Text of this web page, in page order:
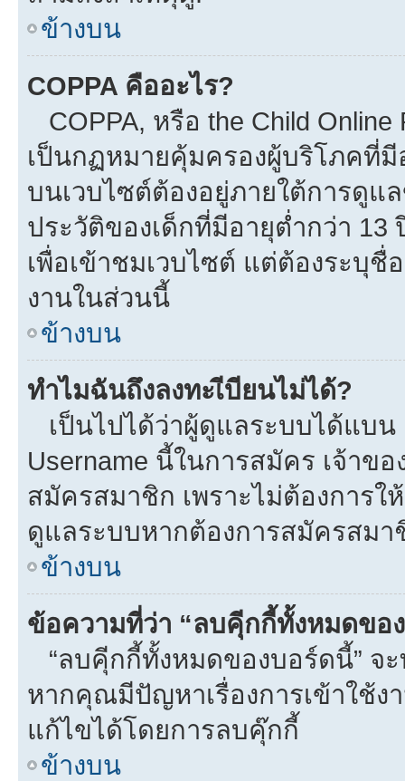
ข้างบน
COPPA คืออะไร?
COPPA, หรือ the Child Online
เป็นกฏหมายคุ้มครองผู้บริโภคที่มี
บนเวบไซต์ต้องอยู่ภายใต้การดูแ
ประวัติของเด็กที่มีอายุต่ำกว่า
เพื่อเข้าชมเวบไซต์ แต่ต้องระบุชื่
งานในส่วนนี้
ข้างบน
ทำไมฉันถึงลงทะเีบียนไม่ได้?
เป็นไปได้ว่าผู้ดูแลระบบได้แบน
Username นี้ในการสมัคร เจ้าข
สมัครสมาชิก เพราะไม่ต้องการ
ดูแลระบบหากต้องการสมัครสมา
ข้างบน
ข้อความที่ว่า “ลบคุีกกี้ทั้งหมดขอ
“ลบคุีกกี้ทั้งหมดของบอร์ดนี้” จ
หากคุณมีปัญหาเรื่องการเข้าใช้ง
แก้ไขได้โดยการลบคุ๊กกี้
ข้างบน